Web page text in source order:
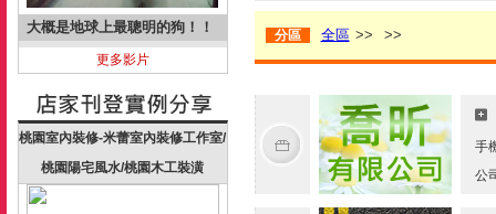
大概是地球上最聰明的狗！！
更多影片
桃園室內裝修-米蕾室內裝修工作室/
桃園陽宅風水/桃園木工裝潢
分區 全區 >> >>
手
公